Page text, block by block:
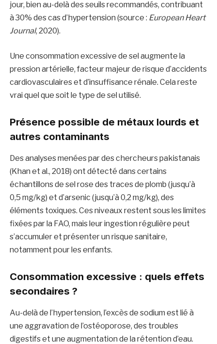
jour, bien au-delà des seuils recommandés, contribuant
à 30% des cas d’hypertension (source : European Heart
Journal, 2020).
Une consommation excessive de sel augmente la
pression artérielle, facteur majeur de risque d’accidents
cardiovasculaires et d’insuffisance rénale. Cela reste
vrai quel que soit le type de sel utilisé.
Présence possible de métaux lourds et
autres contaminants
Des analyses menées par des chercheurs pakistanais
(Khan et al., 2018) ont détecté dans certains
échantillons de sel rose des traces de plomb (jusqu’à
0,5 mg/kg) et d’arsenic (jusqu’à 0,2 mg/kg), des
éléments toxiques. Ces niveaux restent sous les limites
fixées par la FAO, mais leur ingestion régulière peut
s’accumuler et présenter un risque sanitaire,
notamment pour les enfants.
Consommation excessive : quels effets
secondaires ?
Au-delà de l’hypertension, l’excès de sodium est lié à
une aggravation de l’ostéoporose, des troubles
digestifs et une augmentation de la rétention d’eau.